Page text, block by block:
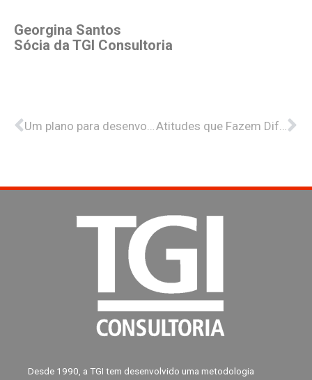
Georgina Santos
Sócia da TGI Consultoria
Anterior Um plano para desenvolver sucessores é essencial Atitudes que Fazem Diferença no Desenvolvimento de Sucessores
Desde 1990, a TGI tem desenvolvido uma metodologia